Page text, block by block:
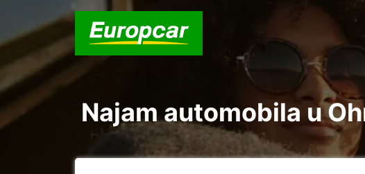
Najam automobila u